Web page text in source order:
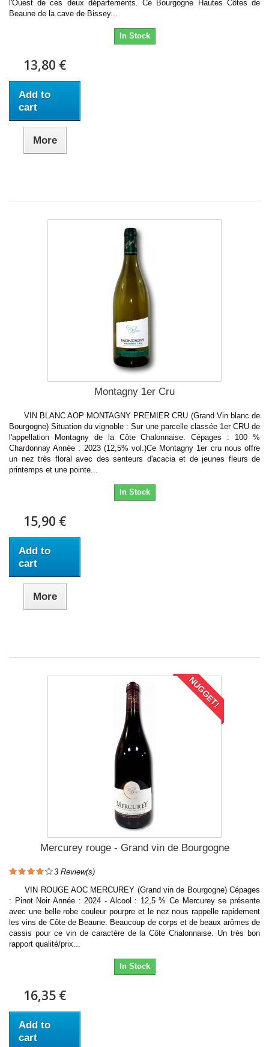
l'Ouest de ces deux départements. Ce Bourgogne Hautes Côtes de
Beaune de la cave de Bissey...
In Stock
13,80 €
Add to
cart
More
Montagny 1er Cru
VIN BLANC AOP MONTAGNY PREMIER CRU (Grand Vin blanc de
Bourgogne) Situation du vignoble : Sur une parcelle classée 1er CRU de
l'appellation Montagny de la Côte Chalonnaise. Cépages : 100 %
Chardonnay Année : 2023 (12,5% vol.)Ce Montagny 1er cru nous offre
un nez très floral avec des senteurs d'acacia et de jeunes fleurs de
printemps et une pointe...
In Stock
15,90 €
Add to
cart
More
NUGGET!
Mercurey rouge - Grand vin de Bourgogne
3 Review(s)
VIN ROUGE AOC MERCUREY (Grand vin de Bourgogne) Cépages
: Pinot Noir Année : 2024 - Alcool : 12,5 % Ce Mercurey se présente
avec une belle robe couleur pourpre et le nez nous rappelle rapidement
les vins de Côte de Beaune. Beaucoup de corps et de beaux arômes de
cassis pour ce vin de caractère de la Côte Chalonnaise. Un très bon
rapport qualité/prix...
In Stock
16,35 €
Add to
cart